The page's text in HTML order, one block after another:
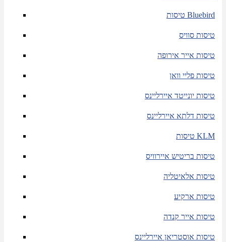
טיסות Bluebird
טיסות סוויס
טיסות אייר אירופה
טיסות פליי וואן
טיסות יונייטד איירליינס
טיסות דלתא איירליינס
טיסות KLM
טיסות בריטיש איירוויס
טיסות אלאיטליה
טיסות ארקיע
טיסות אייר קנדה
טיסות אוסטריאן איירליינס